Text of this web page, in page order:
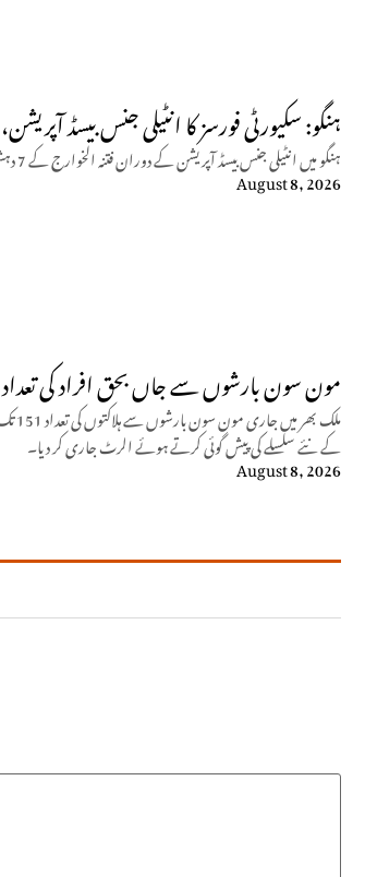
ہنگو: سکیورٹی فورسز کا انٹیلی جنس بیسڈ آپریشن، 7 دہشت گرد ہلاک
ہنگو میں انٹیلی جنس بیسڈ آپریشن کے دوران فتنہ الخوارج کے 7 دہشت گرد ہلاک ہو گئے، جبکہ کیپٹن حمزہ اکرام نے جامِ شہادت نوش کیا۔
August 8, 2026
مون سون بارشوں سے جاں بحق افراد کی تعداد 151 ہوگئی
کے نئے سلسلے کی پیش گوئی کرتے ہوئے الرٹ جاری کر دیا۔
August 8, 2026